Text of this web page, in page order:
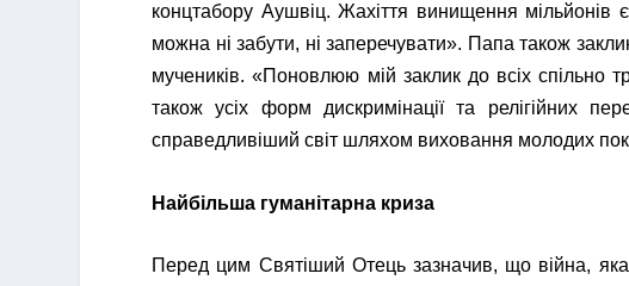
концтабору Аушвіц. Жахіття винищення мільйонів
можна ні забути, ні заперечувати». Папа також
мучеників. «Поновлюю мій заклик до всіх спільно
також усіх форм дискримінації та релігійних
справедливіший світ шляхом виховання молодих
Найбільша гуманітарна криза
Перед цим Святіший Отець зазначив, що війна,